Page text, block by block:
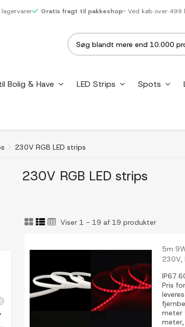
Gratis fragt til pakkeshop- Ved køb over 499
Bolig & Have LED Strips Spots
230V RGB LED strips
230V RGB LED strips
Viser 1 - 19 af 19 produkter
5m
230V,
Pris
meter